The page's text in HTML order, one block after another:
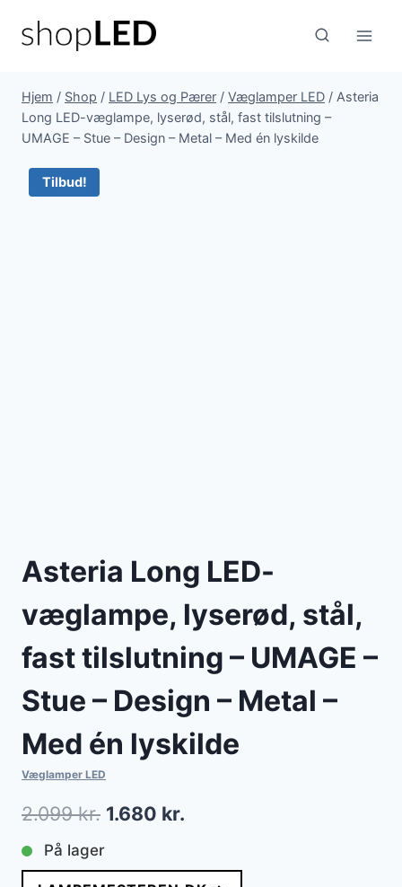
Hjem / Shop / LED Lys og Pærer / Væglamper LED / Asteria
Long LED-væglampe, lyserød, stål, fast tilslutning –
UMAGE – Stue – Design – Metal – Med én lyskilde
Tilbud!
Asteria Long LED-
væglampe, lyserød, stål,
fast tilslutning – UMAGE –
Stue – Design – Metal –
Med én lyskilde
Væglamper LED
2.099kr. Den
pris
1.680 kr.
pris
På lager